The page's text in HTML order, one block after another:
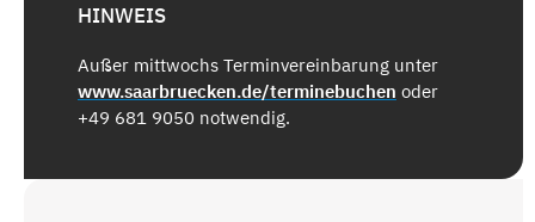
HINWEIS
Außer mittwochs Terminvereinbarung unter
www.saarbruecken.de/terminebuchen oder
+49 681 9050 notwendig.